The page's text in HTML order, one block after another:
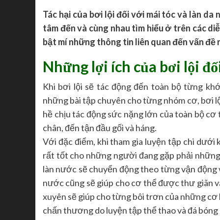
Tác hại của bơi lội đối với mái tóc và làn
tâm đến và cùng nhau tìm hiểu ở trên các
bật mí những thông tin liên quan đến vấn đề
Những lợi ích của bơi lội
Khi bơi lội sẽ tác động đến toàn bộ từng
những bài tập chuyên cho từng nhóm cơ, bơi
hề chịu tác động sức nặng lớn của toàn bộ
chân, đến tận đầu gối và háng.
Với đặc điểm, khi tham gia luyện tập chi dưới
rất tốt cho những người đang gặp phải
làn nước sẽ chuyển động theo từng vận
nước cũng sẽ giúp cho cơ thể được thư giãn
xuyên sẽ giúp cho từng bôi trơn của những
chấn thương do luyện tập thể thao và đá bóng